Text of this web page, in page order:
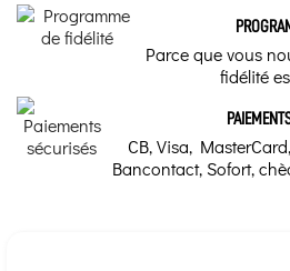
Parce que vous
fidélité
CB, Visa,
Bancontact, Sofort,